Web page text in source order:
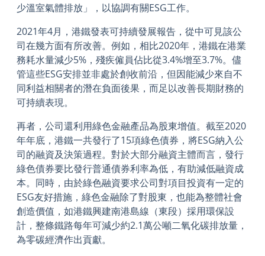
少溫室氣體排放」，以協調有關ESG工作。
2021年4月，港鐵發表可持續發展報告，從中可見該公
司在幾方面有所改善。例如，相比2020年，港鐵在港業
務耗水量減少5%，殘疾僱員佔比從3.4%增至3.7%。儘
管這些ESG安排並非處於創收前沿，但因能減少來自不
同利益相關者的潛在負面後果，而足以改善長期財務的
可持續表現。
再者，公司還利用綠色金融產品為股東增值。截至2020
年年底，港鐵一共發行了15項綠色債券，將ESG納入公
司的融資及決策過程。對於大部分融資主體而言，發行
綠色債券要比發行普通債券利率為低，有助減低融資成
本。同時，由於綠色融資要求公司對項目投資有一定的
ESG友好措施，綠色金融除了對股東，也能為整體社會
創造價值，如港鐵興建南港島線（東段）採用環保設
計，整條鐵路每年可減少約2.1萬公噸二氧化碳排放量，
為零碳經濟作出貢獻。